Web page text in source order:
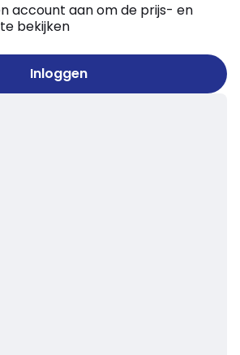
account aan om de prijs- en
bekijken
Inloggen